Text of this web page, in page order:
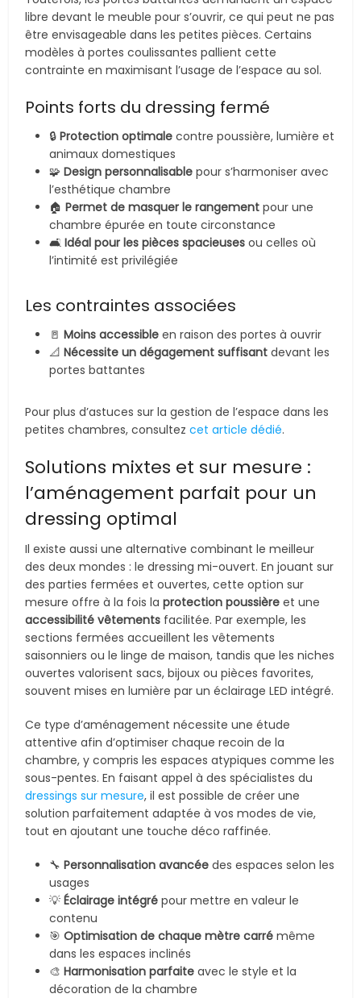
libre devant le meuble pour s’ouvrir, ce qui peut ne pas
être envisageable dans les petites pièces. Certains
modèles à portes coulissantes pallient cette
contrainte en maximisant l’usage de l’espace au sol.
Points forts du dressing fermé
🔒Protection optimale contre poussière, lumière et
animaux domestiques
🧩Design personnalisable pour s’harmoniser avec
l’esthétique chambre
🏠Permet de masquer le rangement pour une
chambre épurée en toute circonstance
🛋️Idéal pour les pièces spacieuses ou celles où
l’intimité est privilégiée
Les contraintes associées
🚪Moins accessible en raison des portes à ouvrir
📐Nécessite un dégagement suffisant devant les
portes battantes
Pour plus d’astuces sur la gestion de l’espace dans les
petites chambres, consultezcet article dédié.
Solutions mixtes et sur mesure :
l’aménagement parfait pour un
dressing optimal
Il existe aussi une alternative combinant le meilleur
des deux mondes : le dressing mi-ouvert. En jouant sur
des parties fermées et ouvertes, cette option sur
mesure offre à la fois laprotection poussière et une
accessibilité vêtements facilitée. Par exemple, les
sections fermées accueillent les vêtements
saisonniers ou le linge de maison, tandis que les niches
ouvertes valorisent sacs, bijoux ou pièces favorites,
souvent mises en lumière par un éclairage LED intégré.
Ce type d’aménagement nécessite une étude
attentive afin d’optimiser chaque recoin de la
chambre, y compris les espaces atypiques comme les
sous-pentes. En faisant appel à des spécialistes du
dressings sur mesure, il est possible de créer une
solution parfaitement adaptée à vos modes de vie,
tout en ajoutant une touche déco raffinée.
🔧Personnalisation avancée des espaces selon les
usages
💡Éclairage intégré pour mettre en valeur le
contenu
🎯Optimisation de chaque mètre carré même
dans les espaces inclinés
🎨Harmonisation parfaite avec le style et la
décoration de la chambre